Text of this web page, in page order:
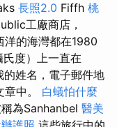
長照2.0 Fiffh 桃
工廠商店，
的海灣都在1980
度）上一直在
的姓名，電子郵件地
中。 白蟻怕什麼
為Sanhanbel 醫美